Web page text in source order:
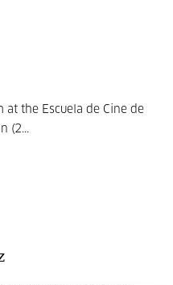
at the Escuela de Cine de
(2...